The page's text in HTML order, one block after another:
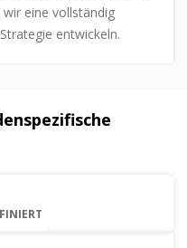
eine vollständig
entwickeln.